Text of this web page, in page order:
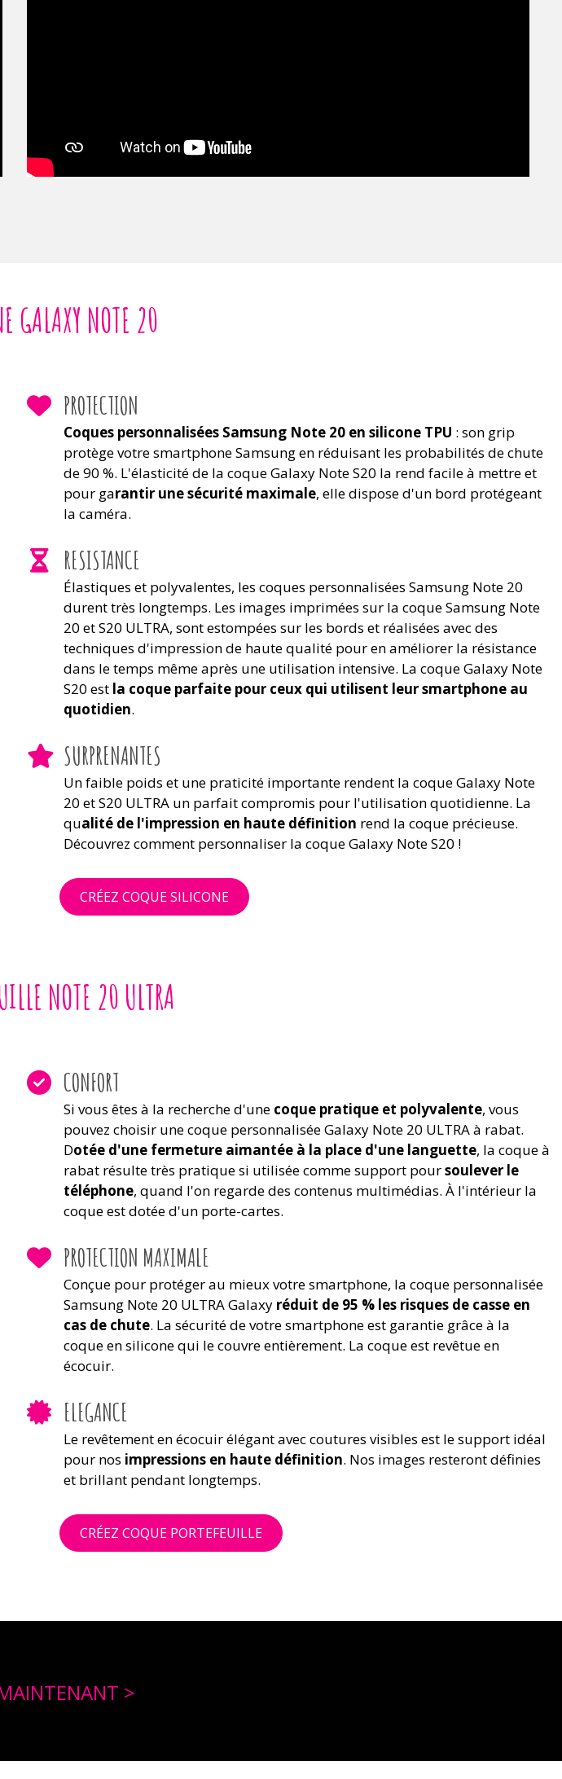
GALAXY NOTE 20
PROTECTION
Coques personnalisées Samsung Note 20 en silicone TPU : son grip
protège votre smartphone Samsung en réduisant les probabilités de chute
de 90 %. L'élasticité de la coque Galaxy Note S20 la rend facile à mettre et
pour garantir une sécurité maximale, elle dispose d'un bord protégeant
la caméra.
RESISTANCE
Élastiques et polyvalentes, les coques personnalisées Samsung Note 20
durent très longtemps. Les images imprimées sur la coque Samsung Note
20 et S20 ULTRA, sont estompées sur les bords et réalisées avec des
techniques d'impression de haute qualité pour en améliorer la résistance
dans le temps même après une utilisation intensive. La coque Galaxy Note
S20 est la coque parfaite pour ceux qui utilisent leur smartphone au
quotidien.
SURPRENANTES
Un faible poids et une praticité importante rendent la coque Galaxy Note
20 et S20 ULTRA un parfait compromis pour l'utilisation quotidienne. La
qualité de l'impression en haute définition rend la coque précieuse.
Découvrez comment personnaliser la coque Galaxy Note S20 !
CRÉEZ COQUE SILICONE
NOTE 20 ULTRA
CONFORT
Si vous êtes à la recherche d'une coque pratique et polyvalente, vous
pouvez choisir une coque personnalisée Galaxy Note 20 ULTRA à rabat.
Dotée d'une fermeture aimantée à la place d'une languette, la coque à
rabat résulte très pratique si utilisée comme support poursoulever le
téléphone, quand l'on regarde des contenus multimédias. À l'intérieur la
coque est dotée d'un porte-cartes.
PROTECTION MAXIMALE
Conçue pour protéger au mieux votre smartphone, la coque personnalisée
Samsung Note 20 ULTRA Galaxy réduit de 95 % les risques de casse en
cas de chute. La sécurité de votre smartphone est garantie grâce à la
coque en silicone qui le couvre entièrement. La coque est revêtue en
écocuir.
ELEGANCE
Le revêtement en écocuir élégant avec coutures visibles est le support idéal
pour nos impressions en haute définition. Nos images resteront définies
et brillant pendant longtemps.
CRÉEZ COQUE PORTEFEUILLE
>